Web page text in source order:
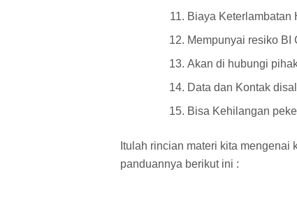
Biaya Keterlambatan
Mempunyai resiko BI
Akan di hubungi
Data dan Kontak
Bisa Kehilangan
Itulah rincian materi kita
panduannya berikut ini :